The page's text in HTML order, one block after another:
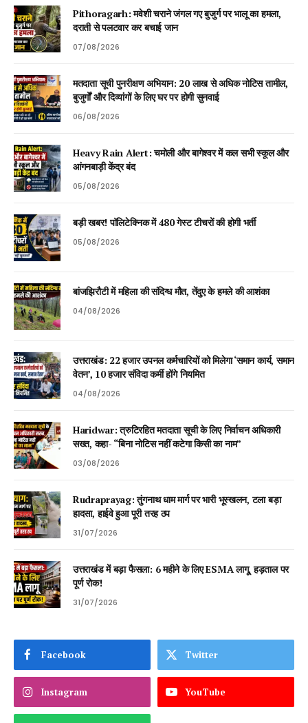
Pithoragarh: मवेशी चराने जंगल गए बुजुर्ग पर भालू का हमला,
दराती से पलटवार कर बचाई जान
07/08/2026
मतदाता सूची पुनरीक्षण अभियान: 20 लाख से अधिक नोटिस तामील,
बुजुर्गों और दिव्यांगों के लिए घर पर होगी सुनवाई
06/08/2026
Heavy Rain Alert: चमोली और बागेश्वर में कल सभी स्कूल और
आंगनबाड़ी केंद्र बंद
05/08/2026
बड़ी खबर! पॉलिटेक्निक में 480 गेस्ट टीचरों की होगी भर्ती
05/08/2026
बांजझिरौटी में महिला की संदिग्ध मौत, तेंदुए के हमले की आशंका
04/08/2026
उत्तराखंड: 22 हजार उपनल कर्मचारियों को मिलेगा ‘समान कार्य, समान
वेतन’, 10 हजार संविदा कर्मी होंगे नियमित
04/08/2026
Haridwar: त्रुटिरहित मतदाता सूची के लिए निर्वाचन अधिकारी
सख्त, कहा- “बिना नोटिस नहीं कटेगा किसी का नाम”
03/08/2026
Rudraprayag: तुंगनाथ धाम मार्ग पर भारी भूस्खलन, टला बड़ा
हादसा, हाईवे हुआ पूरी तरह ठप
31/07/2026
उत्तराखंड में बड़ा फैसला: 6 महीने के लिए ESMA लागू, हड़ताल पर
पूर्ण रोक!
31/07/2026
Facebook Twitter
Instagram YouTube